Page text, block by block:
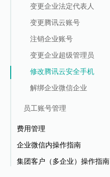
变更企业法定代表人
变更腾讯云账号
注销企业账号
变更企业超级管理员
修改腾讯云安全手机
解绑企业微信企业
员工账号管理
费用管理
企业微信内操作指南
集团客户（多企业）操作指南